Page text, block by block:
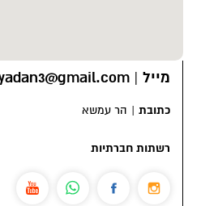
מייל |
כתובת | הר עמשא
רשתות חברתיות